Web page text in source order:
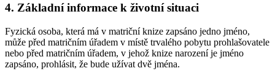
4. Základní informace k životní situaci
Fyzická osoba, která má v matriční knize zapsáno jedno jméno,
může před matričním úřadem v místě trvalého pobytu prohlašovatele
nebo před matričním úřadem, v jehož knize narození je jméno
zapsáno, prohlásit, že bude užívat dvě jména.